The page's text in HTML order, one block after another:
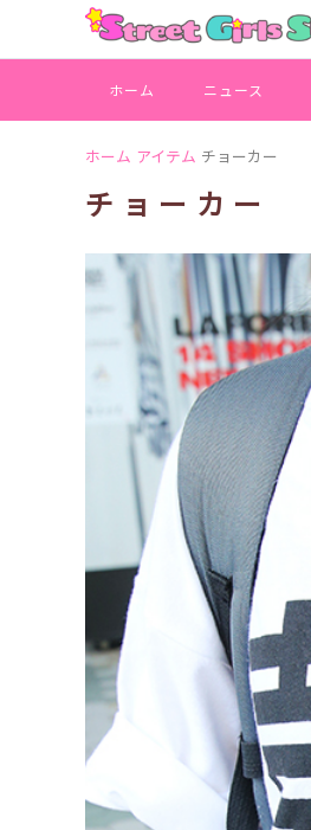
ホーム ニュース
ホーム アイテム チョーカー
チョーカー